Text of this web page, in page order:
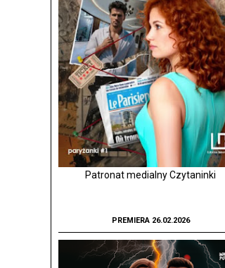
Patronat medialny Czytaninki
PREMIERA 26.02.2026